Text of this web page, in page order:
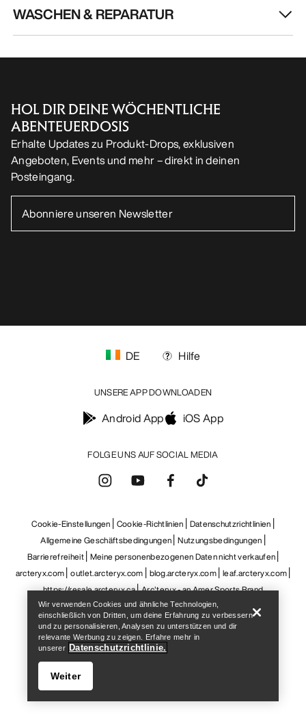
Help
WASCHEN & REPARATUR
HOL DIR DEINE WÖCHENTLICHE
ABENTEUERDOSIS
Erhalte Updates zu Produkt-Drops, exklusiven
Angeboten, Events und mehr – direkt in deinen
Posteingang.
FOLGE UNS AUF SOCIAL MEDIA
DE Hilfe
UNSERE APP DOWNLOADEN
Android App iOS App
Cookie-Einstellungen Cookie-Richtlinien Datenschutzrichtlinien
Allgemeine Geschäftsbedingungen Nutzungsbedingungen
Barrierefreiheit Meine personenbezogenen Daten nicht verkaufen
arcteryx.com outlet.arcteryx.com blog.arcteryx.com leaf.arcteryx.com
https://resale.arcteryx.ca Arc'teryx - an Amer Sports Brand
Wir verwenden Cookies und ähnliche Technologien,
einschließlich von Dritten, um deine Erfahrung zu verbessern
und zu personalisieren, Analysen zu unterstützen und dir
relevante Werbung zu zeigen. Erfahre mehr in
unserer Datenschutzrichtlinie.
Weiter